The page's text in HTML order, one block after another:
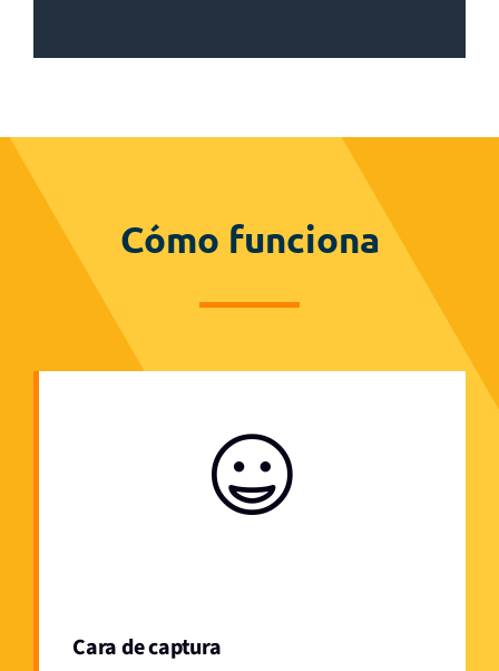
Cómo funciona
Cara de captura